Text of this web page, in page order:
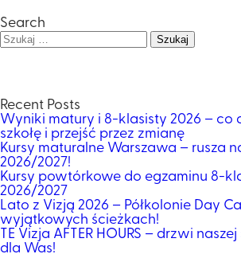
Search
Szukaj:
Recent Posts
Wyniki matury i 8-klasisty 2026 – co
szkołę i przejść przez zmianę
Kursy maturalne Warszawa – rusza
2026/2027!
Kursy powtórkowe do egzaminu 8-
2026/2027
Lato z Vizją 2026 – Półkolonie Day
wyjątkowych ścieżkach!
TE Vizja AFTER HOURS – drzwi
dla Was!